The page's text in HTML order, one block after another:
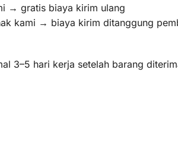
→ gratis biaya kirim ulang
kami → biaya kirim ditanggung
3–5 hari kerja setelah barang